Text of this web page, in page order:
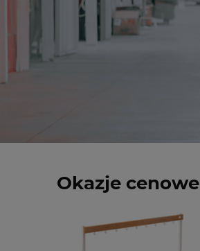
Okazje cenowe